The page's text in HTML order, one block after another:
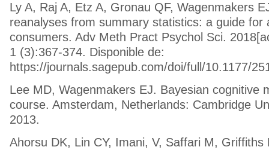
Ly A, Raj A, Etz A, Gronau QF, Wagenmakers
reanalyses from summary statistics: a guide for
consumers. Adv Meth Pract Psychol Sci.
1 (3):367-374. Disponible de:
https://journals.sagepub.com/doi/full/10.1177/
Lee MD, Wagenmakers EJ. Bayesian cognitive
course. Amsterdam, Netherlands: Cambridge
2013.
Ahorsu DK, Lin CY, Imani, V, Saffari M, Griffiths